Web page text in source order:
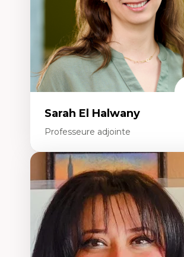
francophone minoritaire
Identité linguistique et culturelle
Recherche-action et approches
participatives
Leadership éducatif et pratiques
Éducation durable et bien-être en
enseignement
Sarah El Halwany
Professeure adjointe
Expertises
Les apports pédagogiques des
l'affect, du posthumanisme, du
dans l'éducation aux sciences
L'apprentissage des sciences/STIM
perspective socioécologique de care
L’insertion professionnelle des
enseignant.e.s